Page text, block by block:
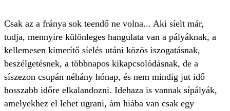
Csak az a fránya sok teendő ne volna... Aki síelt már,
tudja, mennyire különleges hangulata van a pályáknak, a
kellemesen kimerítő síelés utáni közös iszogatásnak,
beszélgetésnek, a többnapos kikapcsolódásnak, de a
síszezon csupán néhány hónap, és nem mindig jut idő
hosszabb időre elkalandozni. Idehaza is vannak sípályák,
amelyekhez el lehet ugrani, ám hiába van csak egy